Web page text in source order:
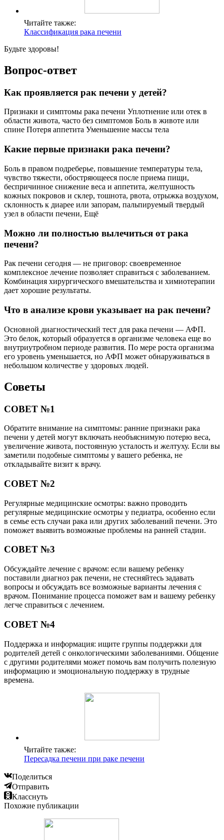
Читайте также:
Классификация рака печени
Будьте здоровы!
Вопрос-ответ
Как проявляется рак печени у детей?
Признаки и симптомы рака печени Уплотнение или отек в
области живота, часто без симптомов Боль в животе или
спине Потеря аппетита Уменьшение массы тела
Какие первые признаки рака печени?
Боль в правом подреберье, повышение температуры тела,
чувство тяжести, обостряющееся после приема пищи,
беспричинное снижение веса и аппетита, желтушность
кожных покровов и склер, тошнота, рвота, отрыжка воздухом,
склонность к диарее или запорам, пальпируемый твердый
узел в области печени, Ещё
Можно ли полностью вылечиться от рака
печени?
Рак печени сегодня — не приговор: своевременное
комплексное лечение позволяет справиться с заболеванием.
Комбинация хирургического вмешательства и химиотерапии
дает хорошие результаты.
Что в анализе крови указывает на рак печени?
Основной диагностический тест для рака печени — АФП.
Это белок, который образуется в организме человека еще во
внутриутробном периоде развития. По мере роста организма
его уровень уменьшается, но АФП может обнаруживаться в
небольшом количестве у здоровых людей.
Советы
СОВЕТ №1
Обратите внимание на симптомы: ранние признаки рака
печени у детей могут включать необъяснимую потерю веса,
увеличение живота, постоянную усталость и желтуху. Если вы
заметили подобные симптомы у вашего ребенка, не
откладывайте визит к врачу.
СОВЕТ №2
Регулярные медицинские осмотры: важно проводить
регулярные медицинские осмотры у педиатра, особенно если
в семье есть случаи рака или других заболеваний печени. Это
поможет выявить возможные проблемы на ранней стадии.
СОВЕТ №3
Обсуждайте лечение с врачом: если вашему ребенку
поставили диагноз рак печени, не стесняйтесь задавать
вопросы и обсуждать все возможные варианты лечения с
врачом. Понимание процесса поможет вам и вашему ребенку
легче справиться с лечением.
СОВЕТ №4
Поддержка и информация: ищите группы поддержки для
родителей детей с онкологическими заболеваниями. Общение
с другими родителями может помочь вам получить полезную
информацию и эмоциональную поддержку в трудные
времена.
Читайте также:
Пересадка печени при раке печени
Поделиться
Отправить
Класснуть
Похожие публикации